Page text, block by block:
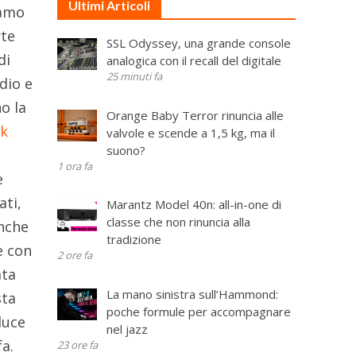
e
la
con
Ultimi Articoli
SSL Odyssey, una grande console
analogica con il recall del digitale
25 minuti fa
Orange Baby Terror rinuncia alle
valvole e scende a 1,5 kg, ma il
suono?
1 ora fa
Marantz Model 40n: all-in-one di
classe che non rinuncia alla
tradizione
2 ore fa
La mano sinistra sull’Hammond:
poche formule per accompagnare
nel jazz
23 ore fa